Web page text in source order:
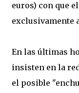
euros) con que
exclusivamente
En las últimas
insisten en la
el posible